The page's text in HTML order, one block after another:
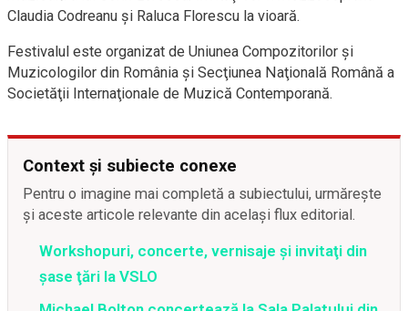
Claudia Codreanu şi Raluca Florescu la vioară.
Festivalul este organizat de Uniunea Compozitorilor şi
Muzicologilor din România şi Secţiunea Naţională Română a
Societăţii Internaţionale de Muzică Contemporană.
Context și subiecte conexe
Pentru o imagine mai completă a subiectului, urmărește
și aceste articole relevante din același flux editorial.
Workshopuri, concerte, vernisaje şi invitaţi din
şase ţări la VSLO